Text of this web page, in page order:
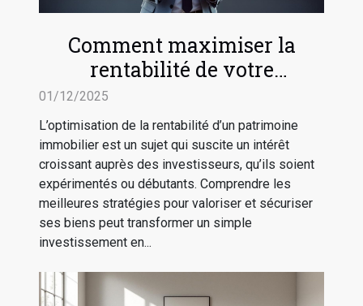
Comment maximiser la
rentabilité de votre
patrimoine immobilier ?
01/12/2025
L’optimisation de la rentabilité d’un patrimoine
immobilier est un sujet qui suscite un intérêt
croissant auprès des investisseurs, qu’ils soient
expérimentés ou débutants. Comprendre les
meilleures stratégies pour valoriser et sécuriser
ses biens peut transformer un simple
investissement en...